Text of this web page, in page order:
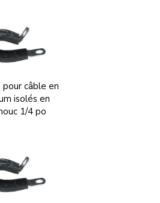
pour câble en
isolés en
1/4 po